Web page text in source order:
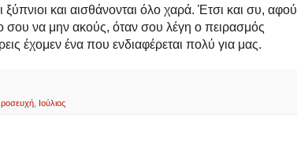
και αισθάνονται όλο χαρά. Έτσι και συ, αφού
σου να μην ακούς, όταν σου λέγη ο πειρασμός
έχομεν ένα που ενδιαφέρεται πολύ για μας.
Ιούλιος